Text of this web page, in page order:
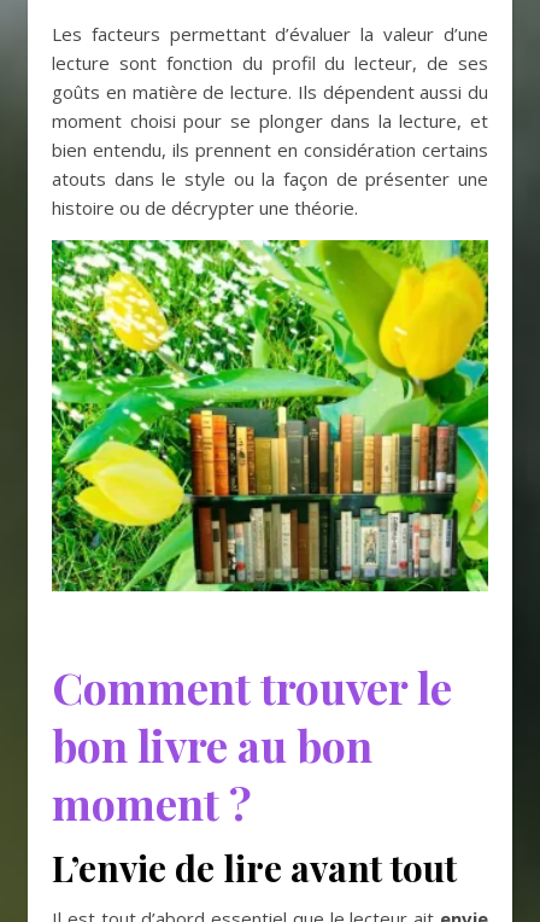
Les facteurs permettant d’évaluer la valeur d’une
lecture sont fonction du profil du lecteur, de ses
goûts en matière de lecture. Ils dépendent aussi du
moment choisi pour se plonger dans la lecture, et
bien entendu, ils prennent en considération certains
atouts dans le style ou la façon de présenter une
histoire ou de décrypter une théorie.
Comment trouver le
bon livre au bon
moment ?
L’envie de lire avant tout